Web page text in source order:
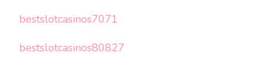
bestslotcasinos7071
bestslotcasinos80827